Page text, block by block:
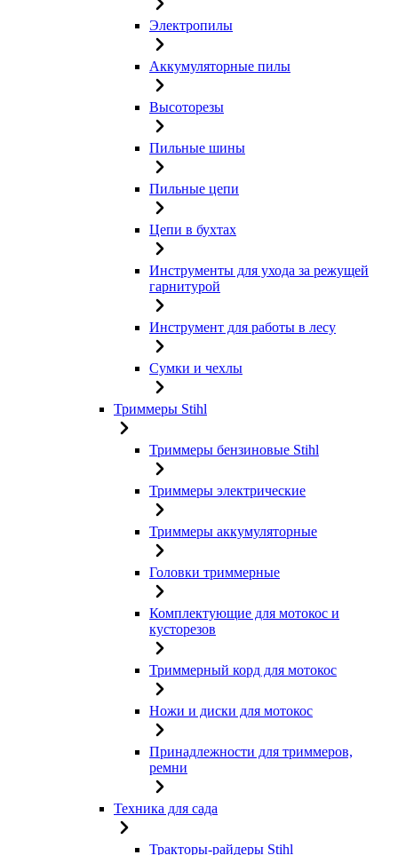
Электропилы
Аккумуляторные пилы
Высоторезы
Пильные шины
Пильные цепи
Цепи в бухтах
Инструменты для ухода за режущей
гарнитурой
Инструмент для работы в лесу
Сумки и чехлы
Триммеры Stihl
Триммеры бензиновые Stihl
Триммеры электрические
Триммеры аккумуляторные
Головки триммерные
Комплектующие для мотокос и
кусторезов
Триммерный корд для мотокос
Ножи и диски для мотокос
Принадлежности для триммеров,
ремни
Техника для сада
Тракторы-райдеры Stihl